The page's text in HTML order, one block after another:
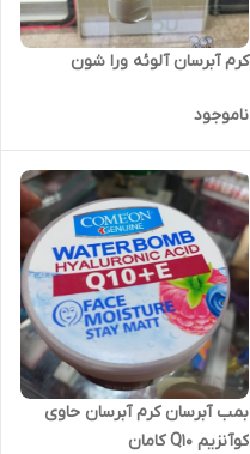
کرم آبرسان آلوئه ورا شون
ناموجود
بمب آبرسان کرم آبرسان حاوی
کوآنزیم Q10 کامان